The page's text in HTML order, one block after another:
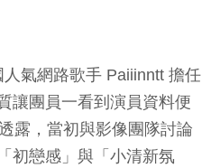
氣網路歌手 Paiiinntt 擔任
讓團員一看到演員資料便
露，當初與影像團隊討論
初戀感」與「小清新氛